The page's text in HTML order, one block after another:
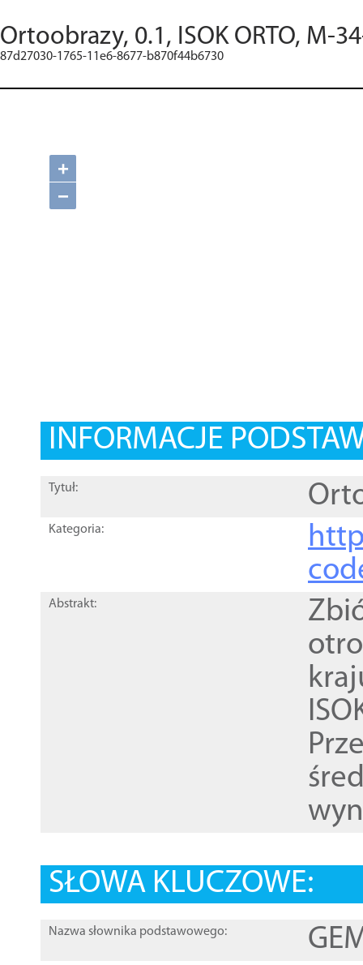
Ortoobrazy, 0.1, ISOK ORTO, M-
87d27030-1765-11e6-8677-b870f44b6730
+
−
INFORMACJE
Tytuł:
Kategoria:
Abstrakt:
SŁOWA KLUCZOWE:
Nazwa słownika podstawowego: